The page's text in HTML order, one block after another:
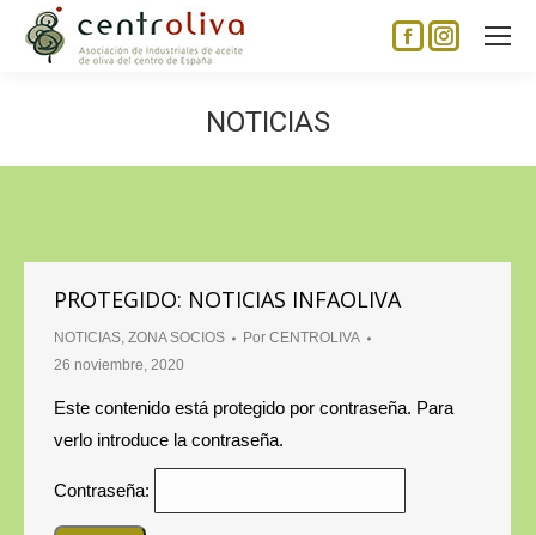
Facebook
Instagram
NOTICIAS
PROTEGIDO: NOTICIAS INFAOLIVA
NOTICIAS, ZONA SOCIOS Por CENTROLIVA
26 noviembre, 2020
Este contenido está protegido por contraseña. Para
verlo introduce la contraseña.
Contraseña: